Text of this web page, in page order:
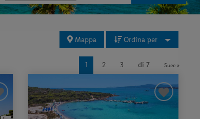
Mappa Ordina per
1 2 3 di 7 Succ »